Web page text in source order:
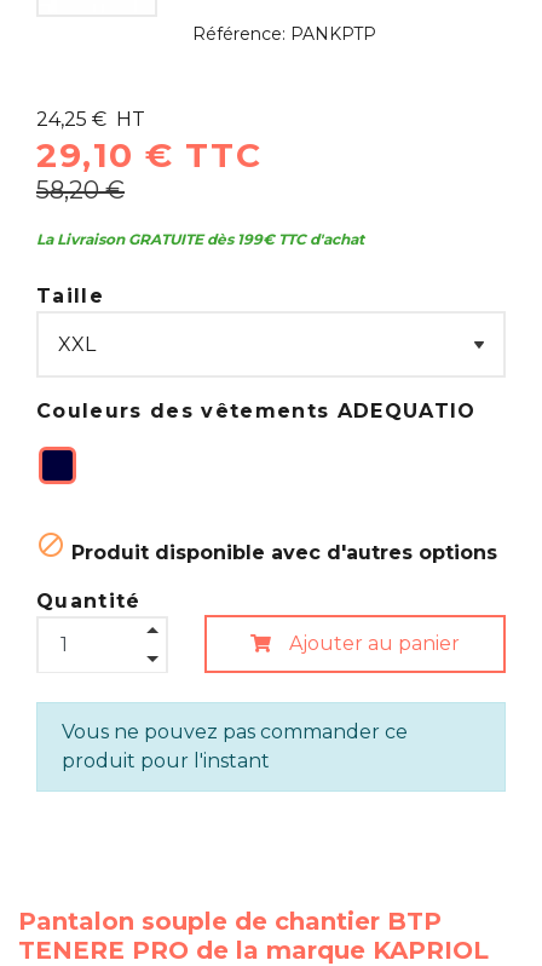
Référence: PANKPTP
24,25 € HT
29,10 € TTC
58,20 €
La Livraison GRATUITE dès 199€ TTC d'achat
Taille
Couleurs des vêtements ADEQUATIO
 Produit disponible avec d'autres options
Quantité
Ajouter au panier
Vous ne pouvez pas commander ce
produit pour l'instant
Pantalon souple de chantier BTP
TENERE PRO de la marque KAPRIOL